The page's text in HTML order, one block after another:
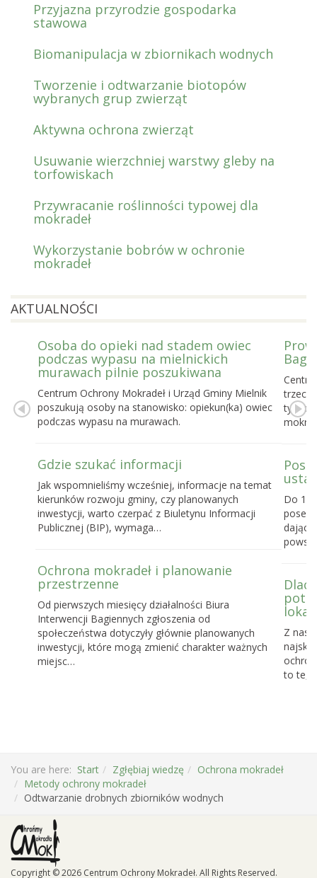
Przyjazna przyrodzie gospodarka
stawowa
Biomanipulacja w zbiornikach wodnych
Tworzenie i odtwarzanie biotopów
wybranych grup zwierząt
Aktywna ochrona zwierząt
Usuwanie wierzchniej warstwy gleby na
torfowiskach
Przywracanie roślinności typowej dla
mokradeł
Wykorzystanie bobrów w ochronie
mokradeł
AKTUALNOŚCI
Osoba do opieki nad stadem owiec
podczas wypasu na mielnickich
murawach pilnie poszukiwana
Centrum Ochrony Mokradeł i Urząd Gminy Mielnik
poszukują osoby na stanowisko: opiekun(ka) owiec
podczas wypasu na murawach.
Gdzie szukać informacji
Jak wspomnieliśmy wcześniej, informacje na temat
kierunków rozwoju gminy, czy planowanych
inwestycji, warto czerpać z Biuletynu Informacji
Publicznej (BIP), wymaga…
Ochrona mokradeł i planowanie
przestrzenne
Od pierwszych miesięcy działalności Biura
Interwencji Bagiennych zgłoszenia od
społeczeństwa dotyczyły głównie planowanych
inwestycji, które mogą zmienić charakter ważnych
miejsc…
Do 16
Z
to te,
You are here: Start Zgłębiaj wiedzę
Ochrona mokradeł
Metody ochrony mokradeł
Odtwarzanie drobnych zbiorników wodnych
Copyright © 2026 Centrum Ochrony Mokradeł. All Rights Reserved.